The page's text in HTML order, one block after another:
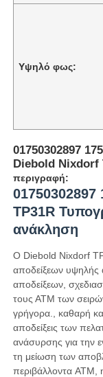
Υψηλό φως:
01750302897
Diebold Nixdorf
περιγραφή:
TP31R
ανάκληση
Ο Diebold Nixdorf
αποδείξεων υψηλής
αποδείξεων,
τους ΑΤΜ των
γρήγορα., καθαρή
αποδείξεις των
ανάσυρσης για την
τη μείωση των
περιβάλλοντα ATM,